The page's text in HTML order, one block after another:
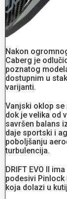
Nakon
Caberg je
poznatog
dostupnim u
varijanti.
Vanjski oklop se
dok je velika od
savršen balans
daje sportski i
poboljšanju
turbulencija.
DRIFT EVO II
podesivi
koja dolazi u